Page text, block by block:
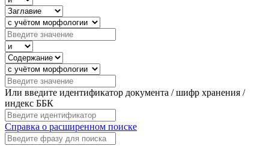
Или введите идентификатор документа / шифр хранения /
индекс ББК
Справка о расширенном поиске